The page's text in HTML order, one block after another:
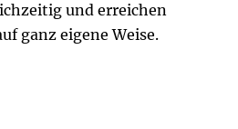
und erreichen
ganz eigene Weise.